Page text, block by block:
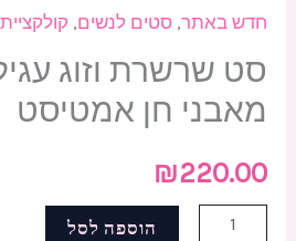
חדש באתר,סטים לנשים,
סט שרשרת וזוג
מאבני חן אמטיסט
₪220.00
הוספה לסל